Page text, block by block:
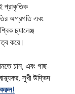
অগ্রগতি এবং
চ্যালেঞ্জ
করে।
চান, এবং গাছ-
সুখী উদ্ভিদ